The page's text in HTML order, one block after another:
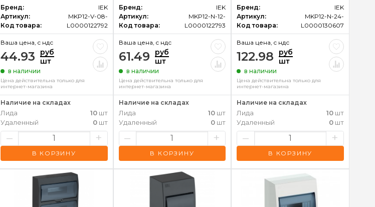
Бренд:
IEK
Артикул:
MKP12-V-08-
Код товара:
L0000122792
Ваша цена, c ндс
44.93
руб
шт
в наличии
Цена действительна только для
интернет-магазина
Наличие на складах
Лида 10шт
Удаленный
0шт
– +
В КОРЗИНУ
Бренд:
IEK
Артикул:
MKP12-N-12-
Код товара:
L0000122793
Ваша цена, c ндс
61.49
руб
шт
в наличии
Цена действительна только для
интернет-магазина
Наличие на складах
Лида 10 шт
Удаленный
0 шт
– +
В КОРЗИНУ
Бренд:
IEK
Артикул:
MKP12-N-24-
Код товара:
L0000130607
Ваша цена, c ндс
122.98
руб
шт
в наличии
Цена действительна только для
интернет-магазина
Наличие на складах
Лида 10 шт
Удаленный
0 шт
– +
В КОРЗИНУ